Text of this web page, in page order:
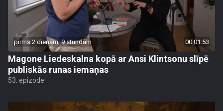
pirms 2 dienām, 9 stundām 00:01:53
Magone Liedeskalna kopā ar Ansi Klintsonu slīpē
publiskās runas iemaņas
53. epizode